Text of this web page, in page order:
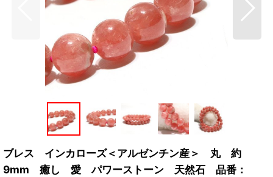
ブレス インカローズ＜アルゼンチン産＞ 丸 約
9mm 癒し 愛 パワーストーン 天然石 品番：